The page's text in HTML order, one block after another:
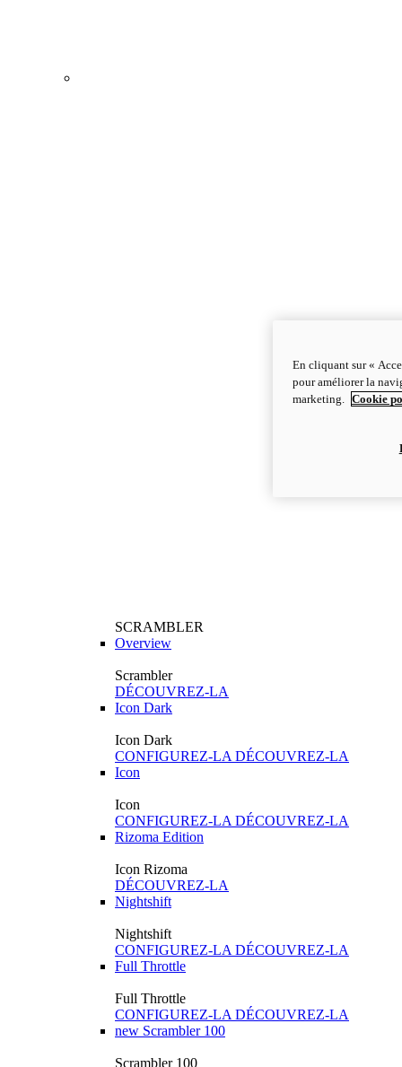
SCRAMBLER
Overview
Scrambler
DÉCOUVREZ-LA
Icon Dark
Icon Dark
CONFIGUREZ-LA DÉCOUVREZ-LA
Icon
Icon
CONFIGUREZ-LA DÉCOUVREZ-LA
Rizoma Edition
Icon Rizoma
DÉCOUVREZ-LA
Nightshift
Nightshift
CONFIGUREZ-LA DÉCOUVREZ-LA
Full Throttle
Full Throttle
CONFIGUREZ-LA DÉCOUVREZ-LA
new Scrambler 100
Scrambler 100
En cliquant sur «
pour améliorer la
marketing.
Cookie